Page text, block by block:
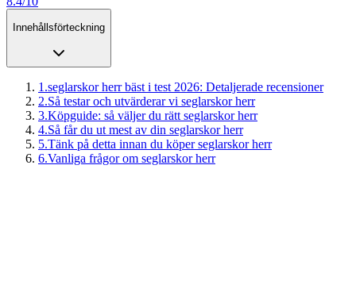
Innehållsförteckning
1 .seglarskor herr bäst i test 2026: Detaljerade recensioner
2.Så testar och utvärderar vi seglarskor herr
3.Köpguide: så väljer du rätt seglarskor herr
4.Så får du ut mest av din seglarskor herr
5.Tänk på detta innan du köper seglarskor herr
6.Vanliga frågor om seglarskor herr